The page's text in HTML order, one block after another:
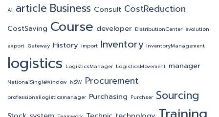
AI article Business Consult CostReduction
CostSaving Course developer DistributionCenter evolution
export Gateway History import Inventory InventoryManagement
logistics LogisticsManager LogisticsMovement manager
NationalSingleWindow NSW Procurement
professionallogisticsmanager Purchasing Purchser Sourcing